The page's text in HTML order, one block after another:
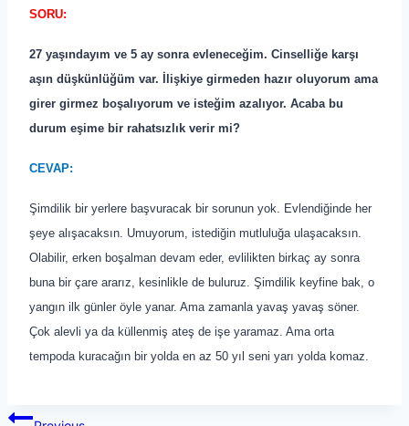
SORU:
27 yaşındayım ve 5 ay sonra evleneceğim. Cinselliğe karşı
aşın düşkünlüğüm var. İlişkiye girmeden hazır oluyorum ama
girer girmez boşalıyorum ve isteğim azalıyor. Acaba bu
durum eşime bir rahatsızlık verir mi?
CEVAP:
Şimdilik bir yerlere başvuracak bir sorunun yok. Evlendiğinde her
şeye alışacaksın. Umuyorum, istediğin mutluluğa ulaşacaksın.
Olabilir, erken boşalman devam eder, evlilikten birkaç ay sonra
buna bir çare ararız, kesinlikle de buluruz. Şimdilik keyfine bak, o
yangın ilk günler öyle yanar. Ama zamanla yavaş yavaş söner.
Çok alevli ya da küllenmiş ateş de işe yaramaz. Ama orta
tempoda kuracağın bir yolda en az 50 yıl seni yarı yolda komaz.